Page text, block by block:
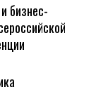
бизнес-